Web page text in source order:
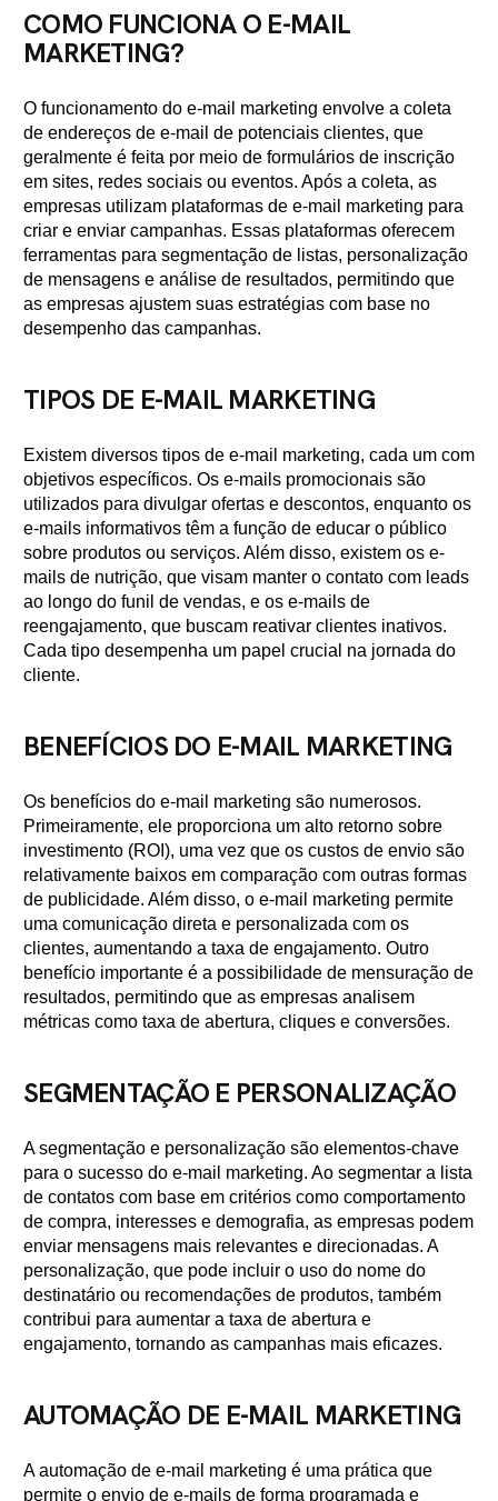
COMO FUNCIONA O E-MAIL
MARKETING?
O funcionamento do e-mail marketing envolve a coleta
de endereços de e-mail de potenciais clientes, que
geralmente é feita por meio de formulários de inscrição
em sites, redes sociais ou eventos. Após a coleta, as
empresas utilizam plataformas de e-mail marketing para
criar e enviar campanhas. Essas plataformas oferecem
ferramentas para segmentação de listas, personalização
de mensagens e análise de resultados, permitindo que
as empresas ajustem suas estratégias com base no
desempenho das campanhas.
TIPOS DE E-MAIL MARKETING
Existem diversos tipos de e-mail marketing, cada um com
objetivos específicos. Os e-mails promocionais são
utilizados para divulgar ofertas e descontos, enquanto os
e-mails informativos têm a função de educar o público
sobre produtos ou serviços. Além disso, existem os e-
mails de nutrição, que visam manter o contato com leads
ao longo do funil de vendas, e os e-mails de
reengajamento, que buscam reativar clientes inativos.
Cada tipo desempenha um papel crucial na jornada do
cliente.
BENEFÍCIOS DO E-MAIL MARKETING
Os benefícios do e-mail marketing são numerosos.
Primeiramente, ele proporciona um alto retorno sobre
investimento (ROI), uma vez que os custos de envio são
relativamente baixos em comparação com outras formas
de publicidade. Além disso, o e-mail marketing permite
uma comunicação direta e personalizada com os
clientes, aumentando a taxa de engajamento. Outro
benefício importante é a possibilidade de mensuração de
resultados, permitindo que as empresas analisem
métricas como taxa de abertura, cliques e conversões.
SEGMENTAÇÃO E PERSONALIZAÇÃO
A segmentação e personalização são elementos-chave
para o sucesso do e-mail marketing. Ao segmentar a lista
de contatos com base em critérios como comportamento
de compra, interesses e demografia, as empresas podem
enviar mensagens mais relevantes e direcionadas. A
personalização, que pode incluir o uso do nome do
destinatário ou recomendações de produtos, também
contribui para aumentar a taxa de abertura e
engajamento, tornando as campanhas mais eficazes.
AUTOMAÇÃO DE E-MAIL MARKETING
A automação de e-mail marketing é uma prática que
permite o envio de e-mails de forma programada e